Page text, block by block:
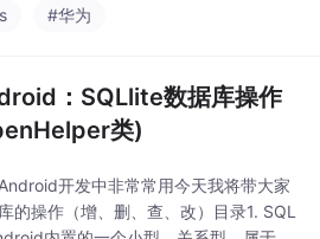
语法无法约束跨线程访问的问题，保
#华为
：SQLlite数据库操作
类)
开发中非常常用今天我将带大家
的操作（增、删、查、改）目录1. SQL